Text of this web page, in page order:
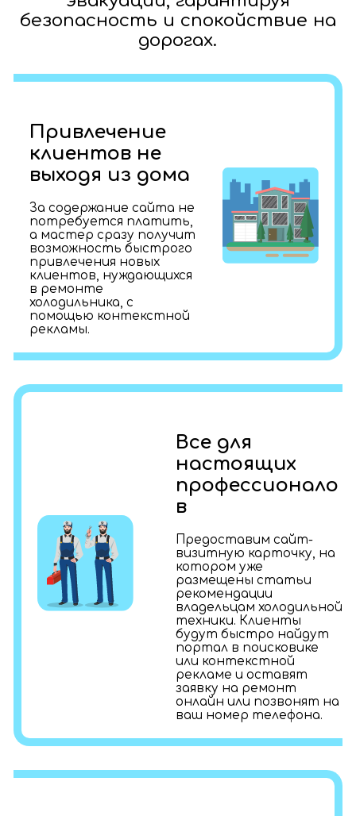
безопасность и спокойствие на
дорогах.
Привлечение
клиентов не
выходя из дома
За содержание сайта не
потребуется платить,
а мастер сразу получит
возможность быстрого
привлечения новых
клиентов, нуждающихся
в ремонте
холодильника, с
помощью контекстной
рекламы.
Все для
настоящих
профессионало
в
Предоставим сайт-
визитную карточку, на
котором уже
размещены статьи
рекомендации
владельцам холодильной
техники. Клиенты
будут быстро найдут
портал в поисковике
или контекстной
рекламе и оставят
заявку на ремонт
онлайн или позвонят на
ваш номер телефона.